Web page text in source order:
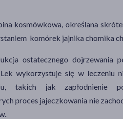
kosmówkowa, określana
komórek jajnika chomika
ostatecznego dojrzewania
wykorzystuje się w leczeniu
takich jak zapłodnienie
proces jajeczkowania nie